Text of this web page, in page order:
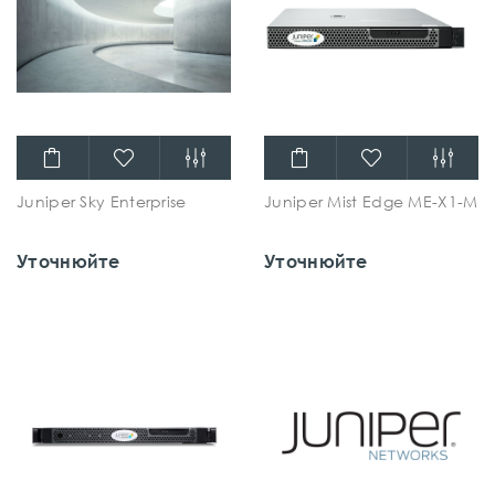
Juniper Sky Enterprise
Уточнюйте
Juniper Mist Edge ME-X1-M
Уточнюйте